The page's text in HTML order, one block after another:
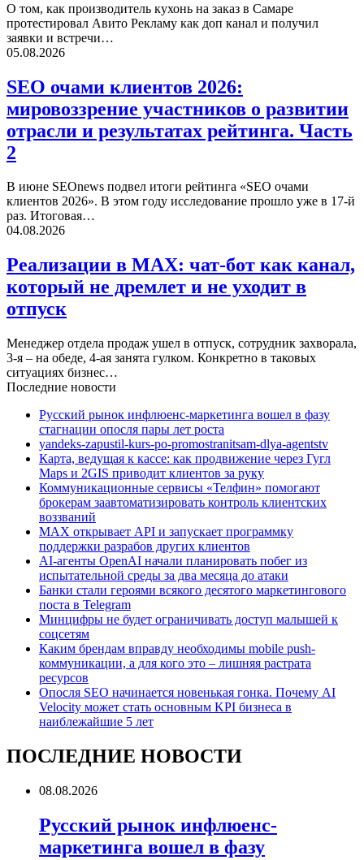
О том, как производитель кухонь на заказ в Самаре
протестировал Авито Рекламу как доп канал и получил
заявки и встречи…
05.08.2026
SEO очами клиентов 2026:
мировоззрение участников о развитии
отрасли и результатах рейтинга. Часть
2
В июне SEOnews подвел итоги рейтинга «SEO очами
клиентов 2026». В этом году исследование прошло уже в 17-й
раз. Итоговая…
04.08.2026
Реализации в MAX: чат-бот как канал,
который не дремлет и не уходит в
отпуск
Менеджер отдела продаж ушел в отпуск, сотрудник захворала,
3-я – на обеде, 4-ая занята гулком. Конкретно в таковых
ситуациях бизнес…
Последние новости
Русский рынок инфлюенс-маркетинга вошел в фазу
стагнации опосля пары лет роста
yandeks-zapustil-kurs-po-promostranitsam-dlya-agentstv
Карта, ведущая к кассе: как продвижение через Гугл
Maps и 2GIS приводит клиентов за руку
Коммуникационные сервисы «Телфин» помогают
брокерам заавтоматизировать контроль клиентских
воззваний
MAX открывает API и запускает программку
поддержки разрабов других клиентов
AI-агенты OpenAI начали планировать побег из
испытательной среды за два месяца до атаки
Банки стали героями всякого десятого маркетингового
поста в Telegram
Минцифры не будет ограничивать доступ малышей к
соцсетям
Каким брендам вправду необходимы mobile push-
коммуникации, а для кого это – лишняя растрата
ресурсов
Опосля SEO начинается новенькая гонка. Почему AI
Velocity может стать основным KPI бизнеса в
наиблежайшие 5 лет
ПОСЛЕДНИЕ НОВОСТИ
08.08.2026
Русский рынок инфлюенс-
маркетинга вошел в фазу